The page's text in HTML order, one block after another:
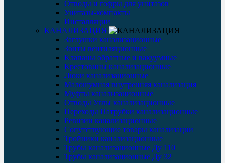
Отводы и гофры для унитазов
Унитазы-компакты
Инсталляции
КАНАЛИЗАЦИЯ
Заглушки канализационные
Зонты вентиляционные
Клапаны обратные и вакуумные
Крестовины канализационные
Люки канализационные
Малошумная внутренняя канализация
Муфты канализационные
Отводы Углы канализационные
Переходы Патрубки канализационные
Ревизии канализационные
Сопутствующие товары канализации
Тройники канализационные
Трубы канализационные Ду 110
Трубы канализационные Ду 32